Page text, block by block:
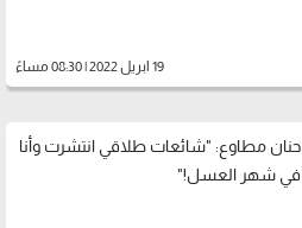
19 ابريل 2022 | 08:30 مساءً
حنان مطاوع: "شائعات طلاقي انتشرت وأنا
في شهر العسل!"